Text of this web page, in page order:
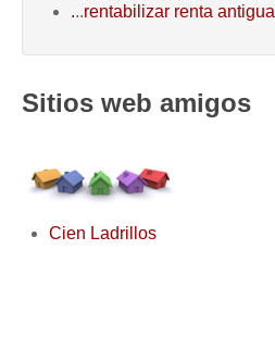
...rentabilizar renta antigua
Sitios web amigos
Cien Ladrillos